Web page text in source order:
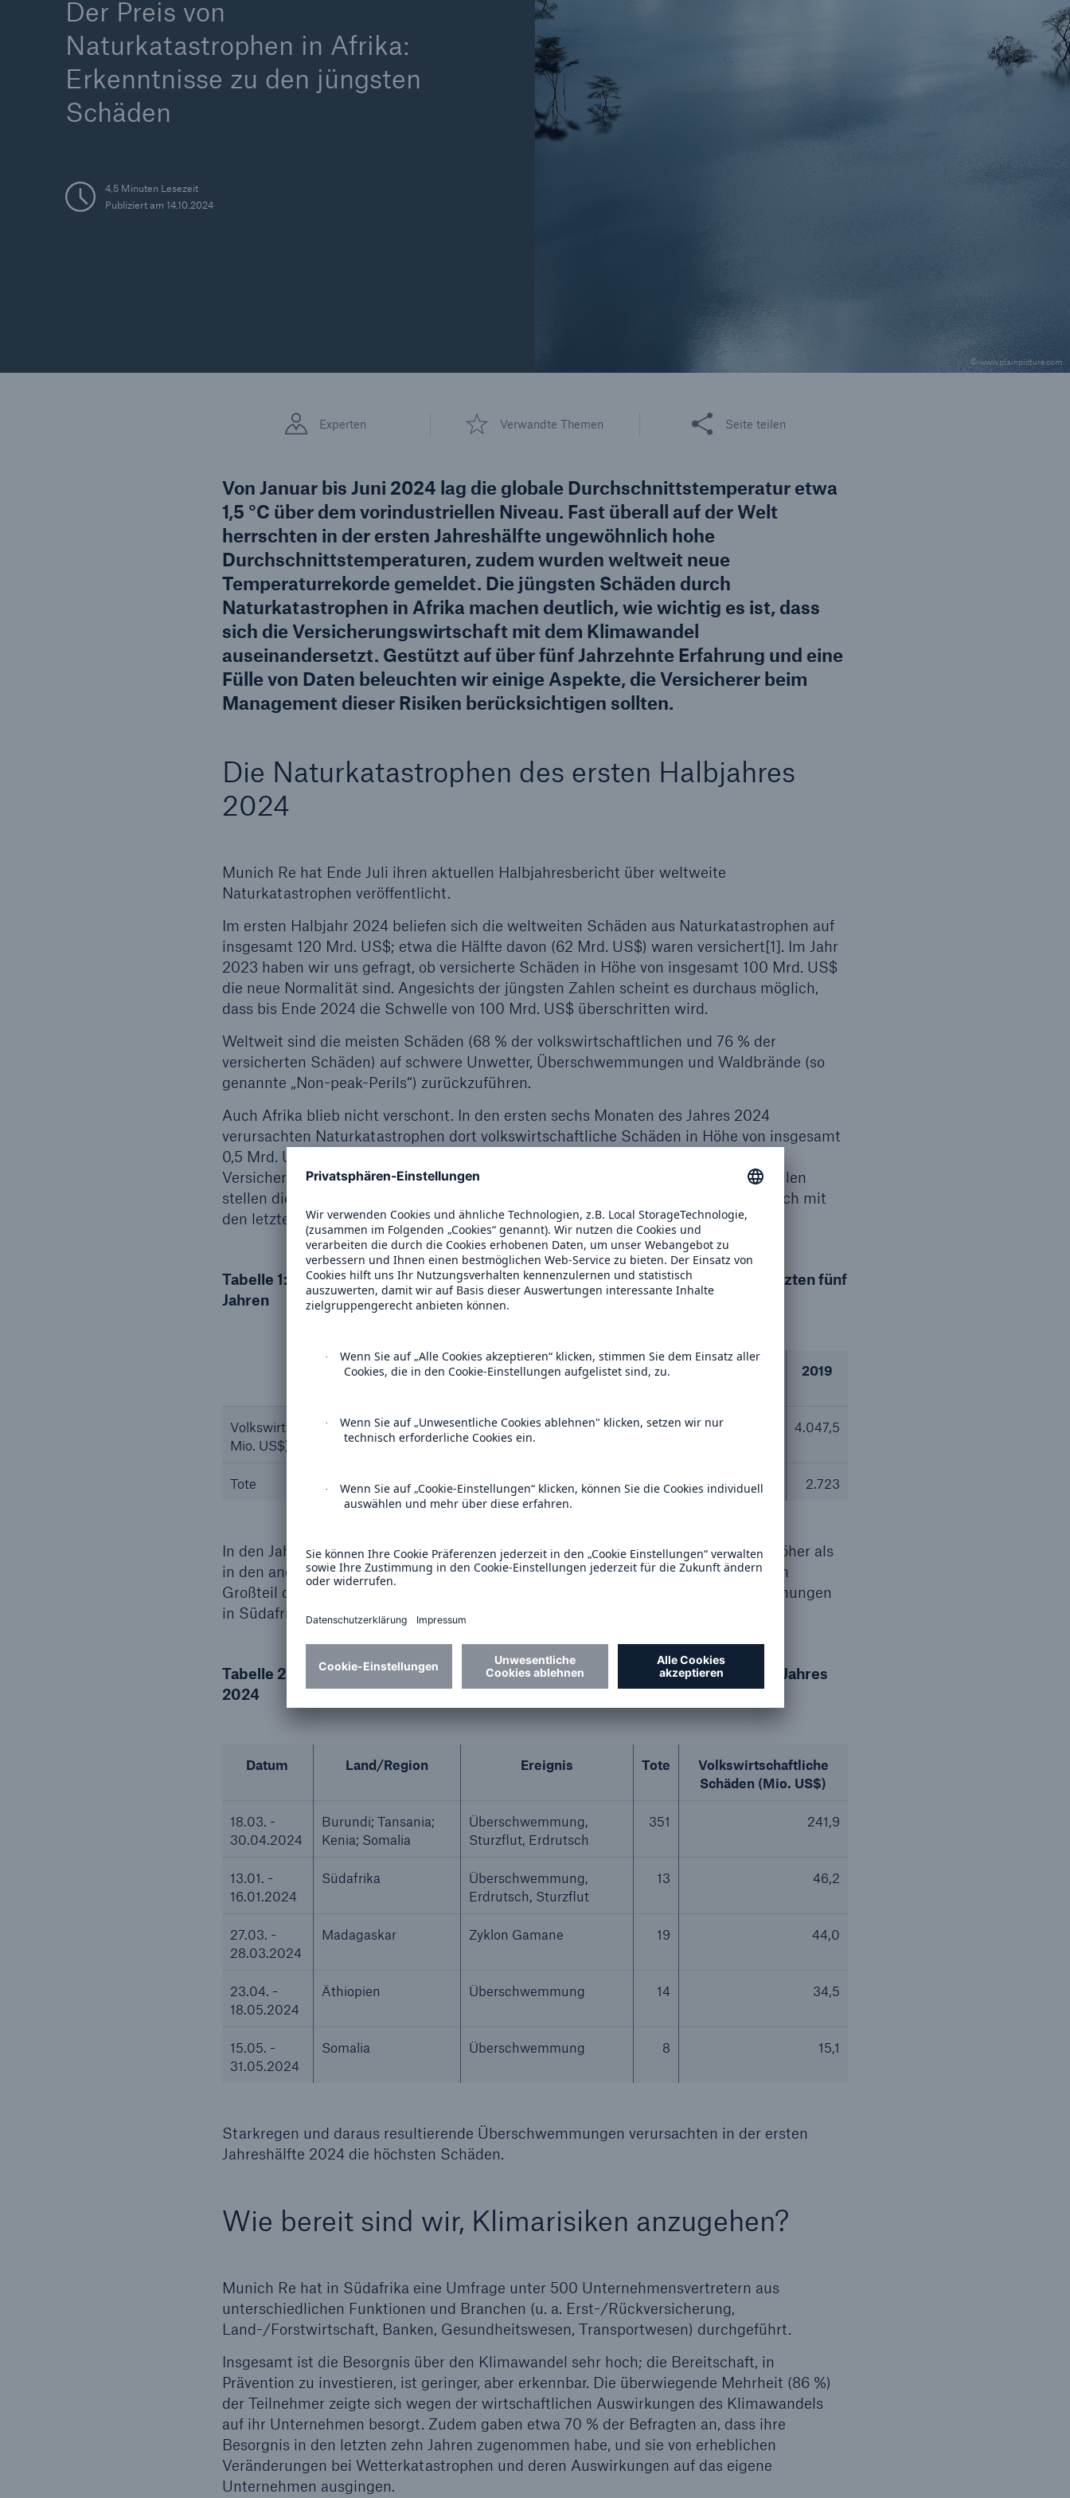
Der Preis von
Naturkatastrophen in Afrika:
Erkenntnisse zu den jüngsten
Schäden
4,5 Minuten Lesezeit
Publiziert am 14.10.2024
© www.plainpicture.com
Experten Verwandte Themen
Diese Seite teilen
Seite teilen
Von Januar bis Juni 2024 lag die globale Durchschnittstemperatur etwa
1,5 °C über dem vorindustriellen Niveau. Fast überall auf der Welt
herrschten in der ersten Jahreshälfte ungewöhnlich hohe
Durchschnittstemperaturen, zudem wurden weltweit neue
Temperaturrekorde gemeldet. Die jüngsten Schäden durch
Naturkatastrophen in Afrika machen deutlich, wie wichtig es ist, dass
sich die Versicherungswirtschaft mit dem Klimawandel
auseinandersetzt. Gestützt auf über fünf Jahrzehnte Erfahrung und eine
Fülle von Daten beleuchten wir einige Aspekte, die Versicherer beim
Management dieser Risiken berücksichtigen sollten.
Die Naturkatastrophen des ersten Halbjahres
2024
Munich Re hat Ende Juli ihren aktuellen Halbjahresbericht über weltweite
Naturkatastrophen veröffentlicht.
Im ersten Halbjahr 2024 beliefen sich die weltweiten Schäden aus Naturkatastrophen auf
insgesamt 120 Mrd. US$; etwa die Hälfte davon (62 Mrd. US$) waren versichert[1]. Im Jahr
2023 haben wir uns gefragt, ob versicherte Schäden in Höhe von insgesamt 100 Mrd. US$
die neue Normalität sind. Angesichts der jüngsten Zahlen scheint es durchaus möglich,
dass bis Ende 2024 die Schwelle von 100 Mrd. US$ überschritten wird.
Weltweit sind die meisten Schäden (68 % der volkswirtschaftlichen und 76 % der
versicherten Schäden) auf schwere Unwetter, Überschwemmungen und Waldbrände (so
genannte „Non-peak-Perils“) zurückzuführen.
Auch Afrika blieb nicht verschont. In den ersten sechs Monaten des Jahres 2024
verursachten Naturkatastrophen dort volkswirtschaftliche Schäden in Höhe von insgesamt
0,5 Mrd. US$. In Afrika klafft nach wie vor eine große Versicherungslücke; die
Versicherungsdurchdringung liegt in der Regel weit unter 1 %. Die folgenden Tabellen
stellen die Katastrophenereignisse in der ersten Hälfte des Jahres 2024 im Vergleich mit
den letzten fünf Jahren dar.
Tabelle 1: Übersicht der Katastrophenschäden in Afrika im Vergleich mit den letzten fünf
Jahren
Erstes HJ
2023 2022 2019
Volkswirtschaftliche Schäden (in
Mio. US$)
463,1 14.654,3 10.468,7 893,6 4.047,5
Tote 848 10.912 2.515 733 1.581 2.723
In den Jahren 2023 und 2022 waren die volkswirtschaftlichen Schäden deutlich höher als
in den anderen Perioden. Im Jahr 2023 verursachte das Erdbeben in Marokko einen
Großteil der Schäden, während 2022 die Schäden vor allem auf die Überschwemmungen
in Südafrika (KwaZulu-Natal) und Nigeria zurückzuführen waren.
Tabelle 2: Die fünf größten Naturkatastrophen in Afrika in der ersten Hälfte des Jahres
2024
Datum Land/Region Ereignis Tote
Volkswirtschaftliche
Schäden (Mio. US$)
18.03. -
30.04.2024
Burundi; Tansania;
Kenia; Somalia
Überschwemmung,
Sturzflut, Erdrutsch
351 241,9
13.01. -
16.01.2024
Südafrika
Überschwemmung,
Erdrutsch, Sturzflut
13 46,2
27.03. -
28.03.2024
Madagaskar Zyklon Gamane 19 44,0
23.04. -
18.05.2024
Äthiopien Überschwemmung 14 34,5
15.05. -
31.05.2024
Somalia Überschwemmung 8 15,1
Starkregen und daraus resultierende Überschwemmungen verursachten in der ersten
Jahreshälfte 2024 die höchsten Schäden.
Wie bereit sind wir, Klimarisiken anzugehen?
Munich Re hat in Südafrika eine Umfrage unter 500 Unternehmensvertretern aus
unterschiedlichen Funktionen und Branchen (u. a. Erst-/Rückversicherung,
Land-/Forstwirtschaft, Banken, Gesundheitswesen, Transportwesen) durchgeführt.
Insgesamt ist die Besorgnis über den Klimawandel sehr hoch; die Bereitschaft, in
Prävention zu investieren, ist geringer, aber erkennbar. Die überwiegende Mehrheit (86 %)
der Teilnehmer zeigte sich wegen der wirtschaftlichen Auswirkungen des Klimawandels
auf ihr Unternehmen besorgt. Zudem gaben etwa 70 % der Befragten an, dass ihre
Besorgnis in den letzten zehn Jahren zugenommen habe, und sie von erheblichen
Veränderungen bei Wetterkatastrophen und deren Auswirkungen auf das eigene
Unternehmen ausgingen.
Reinsurance Property/Casualty
Marine Trend Radar 2025
beträgt
71.8%
CLARA reduziert die
der BU-Versicherung bis zu
50 %
600 bn
Rückversicherung Leben/Gesundheit
MIRA Digital Suite